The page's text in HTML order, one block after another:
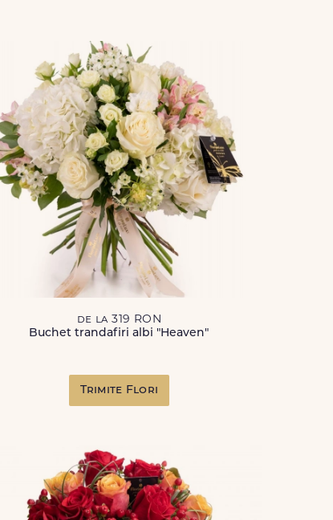
de la 319 RON
Buchet trandafiri albi "Heaven"
Trimite Flori